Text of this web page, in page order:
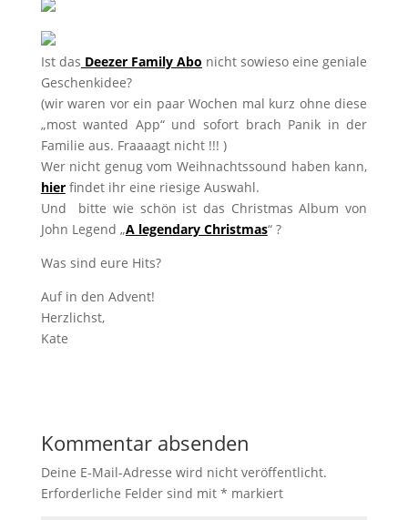
Ist das Deezer Family Abo nicht sowieso eine geniale
Geschenkidee?
(wir waren vor ein paar Wochen mal kurz ohne diese
„most wanted App“ und sofort brach Panik in der
Familie aus. Fraaaagt nicht !!! )
Wer nicht genug vom Weihnachtssound haben kann,
hierfindet ihr eine riesige Auswahl.
Und bitte wie schön ist das Christmas Album von
John Legend „A legendary Christmas“ ?
Was sind eure Hits?
Auf in den Advent!
Herzlichst,
Kate
Kommentar absenden
Deine E-Mail-Adresse wird nicht veröffentlicht.
Erforderliche Felder sind mit * markiert